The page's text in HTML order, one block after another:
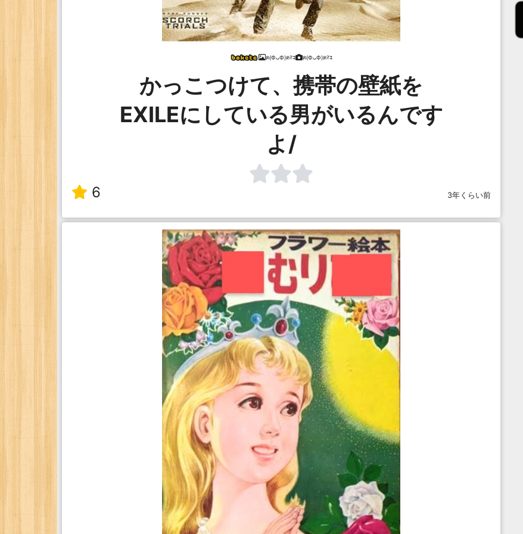
ฅ(ФᴗФ)ฅﾏｺ ฅ(ФᴗФ)ฅﾏｺ
かっこつけて、携帯の壁紙を
EXILEにしている男がいるんです
よ/
6 3年くらい前